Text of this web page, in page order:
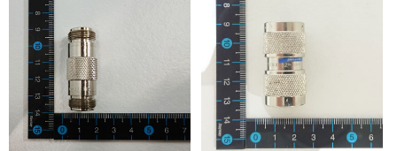
48％（割引率52％）
11ヶ月 47％（割引率53％）
12ヶ月 45％（割引率55％）